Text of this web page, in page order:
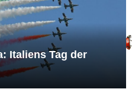
Italiens Tag der